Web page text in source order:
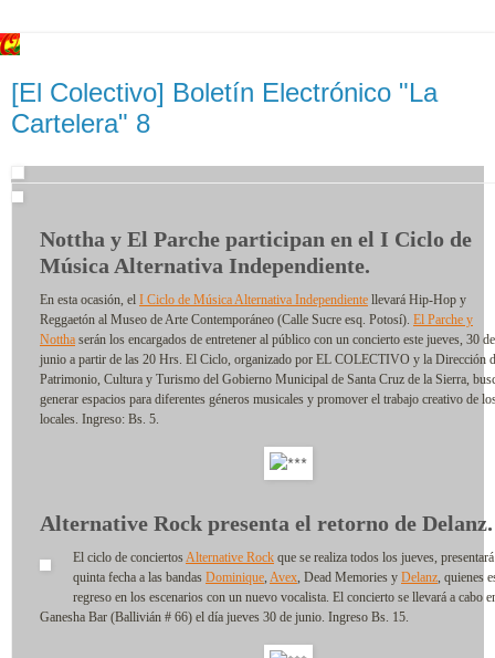
[El Colectivo] Boletín Electrónico "La
Cartelera" 8
Nottha y El Parche participan en el I Ciclo de
Música Alternativa Independiente.
En esta ocasión, el I Ciclo de Música Alternativa Independiente llevará Hip-Hop y
Reggaetón al Museo de Arte Contemporáneo (Calle Sucre esq. Potosí). El Parche y
Nottha serán los encargados de entretener al público con un concierto este jueves, 30 de
junio a partir de las 20 Hrs. El Ciclo, organizado por EL COLECTIVO y la Dirección
Patrimonio, Cultura y Turismo del Gobierno Municipal de Santa Cruz de la Sierra,
generar espacios para diferentes géneros musicales y promover el trabajo creativo de
locales. Ingreso: Bs. 5.
Alternative Rock presenta el retorno de Delanz.
El ciclo de conciertos Alternative Rock que se realiza todos los jueves,
quinta fecha a las bandas Dominique Avex , Dead Memories y Delanz , quienes
regreso en los escenarios con un nuevo vocalista. El concierto se llevará a cabo
Ganesha Bar (Ballivián # 66) el día jueves 30 de junio. Ingreso Bs. 15.